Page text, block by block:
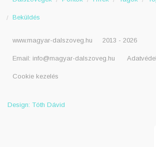
Beküldés
www.magyar-dalszoveg.hu 2013 - 2026
Email: info@magyar-dalszoveg.hu
Cookie kezelés
Design: Tóth Dávid